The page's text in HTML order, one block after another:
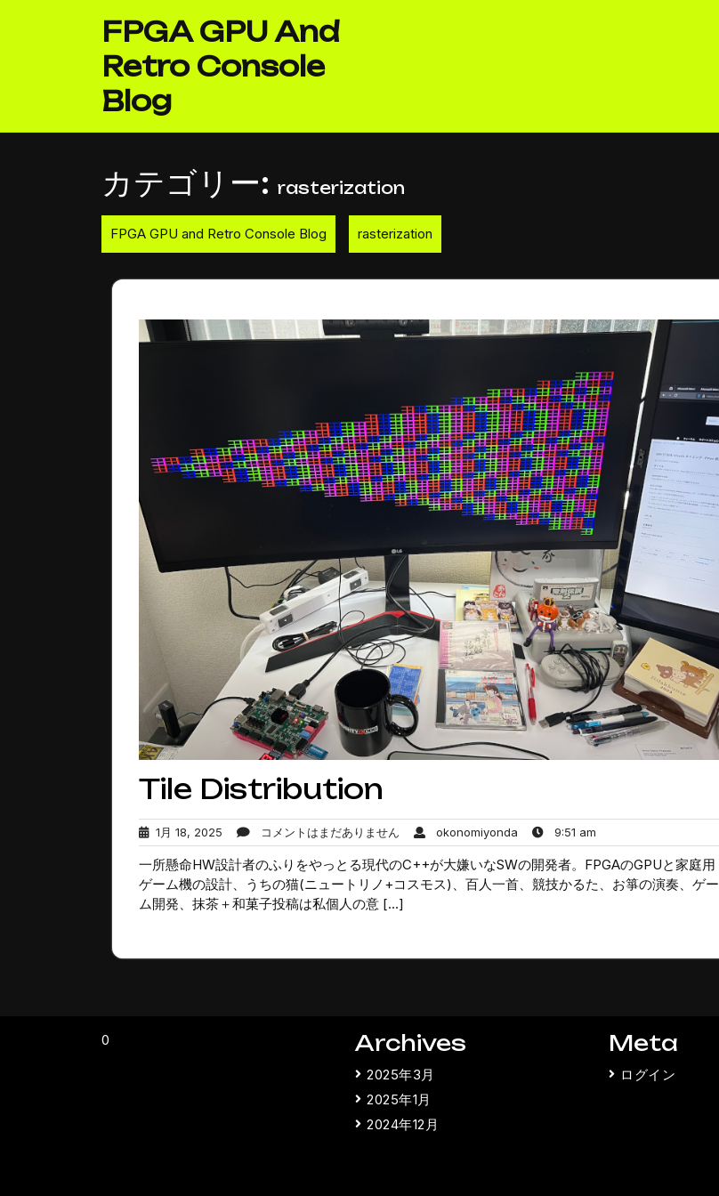
FPGA GPU And
Retro Console
Blog
カテゴリー: rasterization
FPGA GPU and Retro Console Blog rasterization
Tile Distribution
1月 18, 2025
月
18,
2025
コメントはまだありません
メ
ン
ト
は
ま
okonomiyonda okonomiyonda
9:51 am
am
一所懸命HW設計者のふりをやっとる現代のC++が大嫌いなSWの開発者。FPGAのGPUと家庭用
ゲーム機の設計、うちの猫(ニュートリノ+コスモス)、百人一首、競技かるた、お箏の演奏、ゲー
ム開発、抹茶＋和菓子投稿は私個人の意 […]
0 Archives
2025年3月
2025年1月
2024年12月
Meta
ログイン